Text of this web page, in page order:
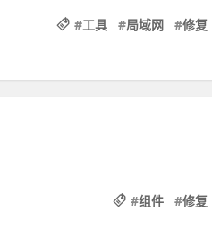
#工具 #局域网 #修复
#组件 #修复